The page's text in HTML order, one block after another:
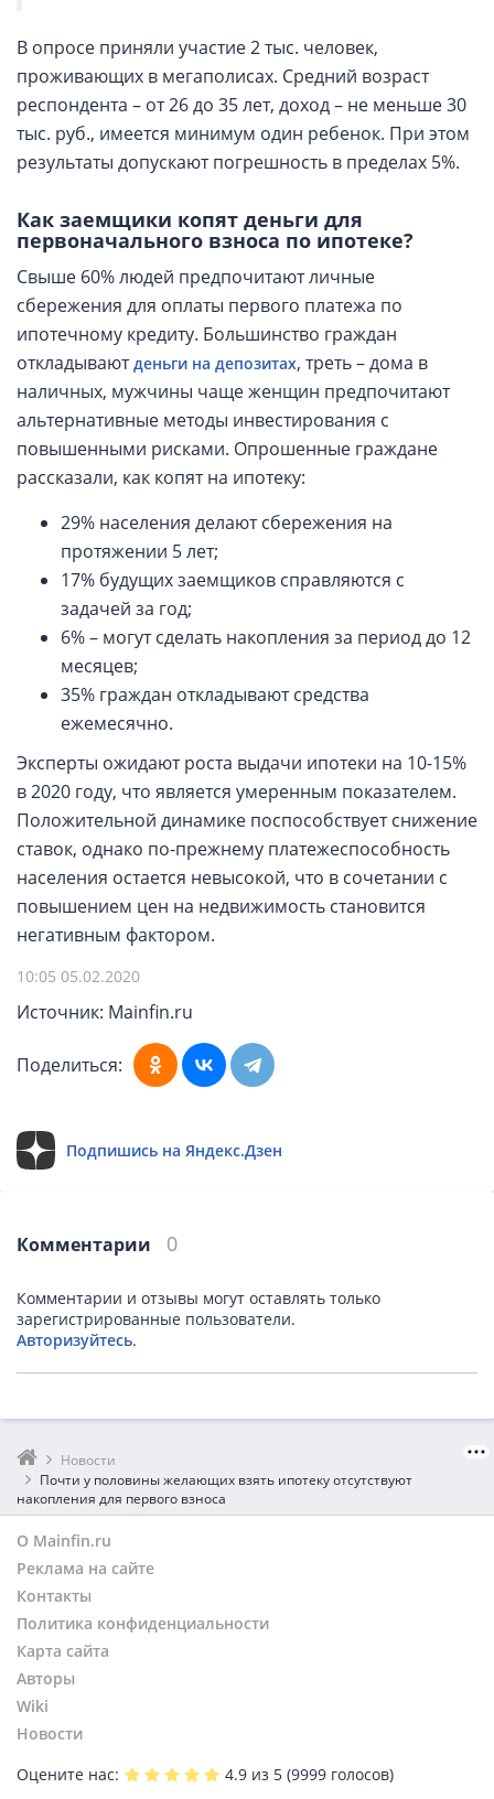
В опросе приняли участие 2 тыс. человек,
проживающих в мегаполисах. Средний возраст
респондента – от 26 до 35 лет, доход – не меньше 30
тыс. руб., имеется минимум один ребенок. При этом
результаты допускают погрешность в пределах 5%.
Как заемщики копят деньги для
первоначального взноса по ипотеке?
Свыше 60% людей предпочитают личные
сбережения для оплаты первого платежа по
ипотечному кредиту. Большинство граждан
откладываютденьги на депозитах, треть – дома в
наличных, мужчины чаще женщин предпочитают
альтернативные методы инвестирования с
повышенными рисками. Опрошенные граждане
рассказали, как копят на ипотеку:
29% населения делают сбережения на
протяжении 5 лет;
17% будущих заемщиков справляются с
задачей за год;
6% – могут сделать накопления за период до 12
месяцев;
35% граждан откладывают средства
ежемесячно.
Эксперты ожидают роста выдачи ипотеки на 10-15%
в 2020 году, что является умеренным показателем.
Положительной динамике поспособствует снижение
ставок, однако по-прежнему платежеспособность
населения остается невысокой, что в сочетании с
повышением цен на недвижимость становится
негативным фактором.
10:05 05.02.2020
Источник: Mainfin.ru
Поделиться:
Подпишись на Яндекс.Дзен
Комментарии 0
Комментарии и отзывы могут оставлять только
зарегистрированные пользователи.
Авторизуйтесь.
Новости
Почти у половины желающих взять ипотеку отсутствуют
накопления для первого взноса
О Mainfin.ru
Реклама на сайте
Контакты
Политика конфиденциальности
Карта сайта
Авторы
Wiki
Новости
Оцените нас:
4.9 из 5 (9999 голосов)